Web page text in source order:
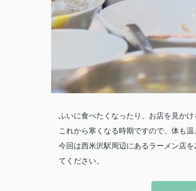
ふいに食べたくなったり、お店を見か
これから寒くなる時期ですので、体も
今回は西米沢駅周辺にあるラーメン店
てください。